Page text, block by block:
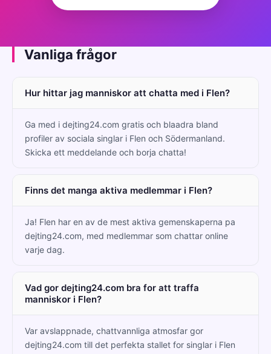
Vanliga frågor
Hur hittar jag manniskor att chatta med i Flen?
Ga med i dejting24.com gratis och blaadra bland
profiler av sociala singlar i Flen och Södermanland.
Skicka ett meddelande och borja chatta!
Finns det manga aktiva medlemmar i Flen?
Ja! Flen har en av de mest aktiva gemenskaperna pa
dejting24.com, med medlemmar som chattar online
varje dag.
Vad gor dejting24.com bra for att traffa
manniskor i Flen?
Var avslappnade, chattvannliga atmosfar gor
dejting24.com till det perfekta stallet for singlar i Flen